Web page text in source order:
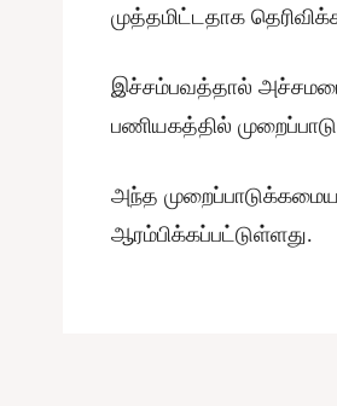
முத்தமிட்டதாக
இச்சம்பவத்தால்
பணியகத்தில்
அந்த
ஆரம்பிக்கப்பட்டுள்ளது.